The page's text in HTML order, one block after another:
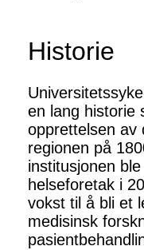
Historie
en lang historie
opprettelsen av
regionen på
institusjonen
helseforetak i
vokst til å bli et
medisinsk